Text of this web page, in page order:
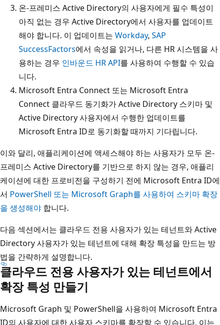
온-프레미스 Active Directory의 사용자에게 필수 특성이
아직 없는 경우 Active Directory에서 사용자를 업데이트
해야 합니다. 이 업데이트는 Workday, SAP
SuccessFactors에서 속성을 읽거나, 다른 HR 시스템을 사
용하는 경우 인바운드 HR API를 사용하여 수행할 수 있습
니다.
Microsoft Entra Connect 또는 Microsoft Entra
Connect 클라우드 동기화가 Active Directory 스키마 및
Active Directory 사용자에서 수행한 업데이트를
Microsoft Entra ID로 동기화할 때까지 기다립니다.
이와 달리, 애플리케이션에 액세스해야 하는 사용자가 모두 온-
프레미스 Active Directory를 기반으로 하지 않는 경우, 애플리
케이션에 대한 프로비전을 구성하기 전에 Microsoft Entra ID에
서 PowerShell 또는 Microsoft Graph를 사용하여 스키마 확장
을 생성해야 합니다.
다음 섹션에서는 클라우드 전용 사용자가 있는 테넌트와 Active
Directory 사용자가 있는 테넌트에 대해 확장 특성을 만드는 방
법을 간략하게 설명합니다.
클라우드 전용 사용자가 있는 테넌트에서
확장 특성 만들기
Microsoft Graph 및 PowerShell을 사용하여 Microsoft Entra
ID의 사용자에 대한 사용자 스키마를 확장할 수 있습니다. 이는